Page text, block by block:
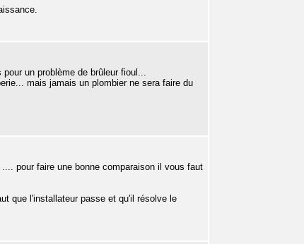
un problème de brûleur fioul...
mais jamais un plombier ne sera faire du
pour faire une bonne comparaison il vous faut
que l'installateur passe et qu'il résolve le